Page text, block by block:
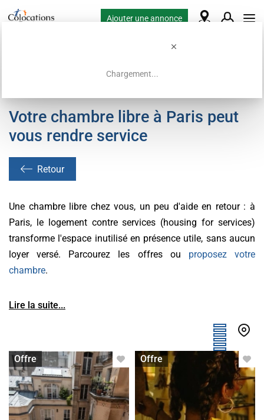
Chargement...
Ajouter une annonce
Votre chambre libre à Paris peut
vous rendre service
Retour
Une chambre libre chez vous, un peu d'aide en retour : à
Paris, le logement contre services (housing for services)
transforme l'espace inutilisé en présence utile, sans aucun
loyer versé. Parcourez les offres ou proposez votre
chambre.
Lire la suite...
Offre
Logement contre service Offre
Logement contre service